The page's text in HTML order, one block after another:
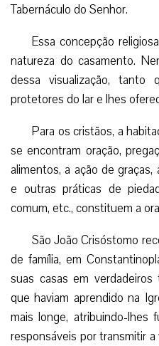
Tabernáculo do Senhor.
Essa concepção
natureza do casamento.
dessa visualização, tanto
protetores do lar e lhes
Para os cristãos, a
se encontram oração,
alimentos, a ação de
e outras práticas de
comum, etc., constituem a
São João Crisóstomo
de família, em
suas casas em
que haviam aprendido na
mais longe, atribuindo-lhes
responsáveis por transmitir